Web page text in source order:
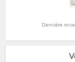
Dernière